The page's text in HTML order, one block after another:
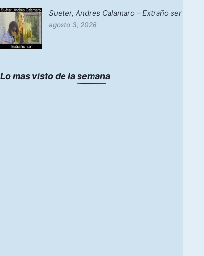
Sueter, Andres Calamaro – Extraño ser
agosto 3, 2026
Lo mas visto de la semana